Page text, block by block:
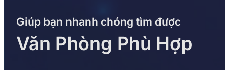
Giúp bạn nhanh chóng tìm được
Văn Phòng Phù Hợp